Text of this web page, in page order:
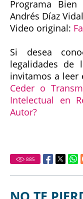
Programa Bien
Andrés Díaz
Video original:
Si desea
legalidades de
invitamos a
Ceder o
Intelectual en
Autor?
885